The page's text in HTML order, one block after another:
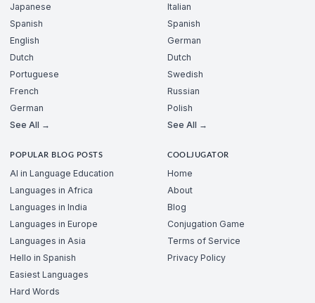
Japanese
Spanish
English
Dutch
Portuguese
French
German
See All →
Italian
Spanish
German
Dutch
Swedish
Russian
Polish
See All →
POPULAR BLOG POSTS
AI in Language Education
Languages in Africa
Languages in India
Languages in Europe
Languages in Asia
Hello in Spanish
Easiest Languages
Hard Words
COOLJUGATOR
Home
About
Blog
Conjugation Game
Terms of Service
Privacy Policy